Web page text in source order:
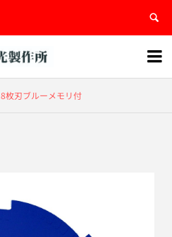


8枚刃ブルーメモリ付